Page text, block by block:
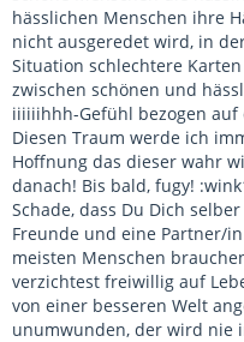
hässlichen Menschen ihre
nicht ausgeredet wird, in
Situation schlechtere
zwischen schönen und
iiiiiihhh-Gefühl bezogen
Diesen Traum werde ich
Hoffnung das dieser wahr
danach! Bis bald, fugy!
Schade, dass Du Dich
Freunde und eine Partner/
meisten Menschen
verzichtest freiwillig auf
von einer besseren Welt
unumwunden, der wird nie